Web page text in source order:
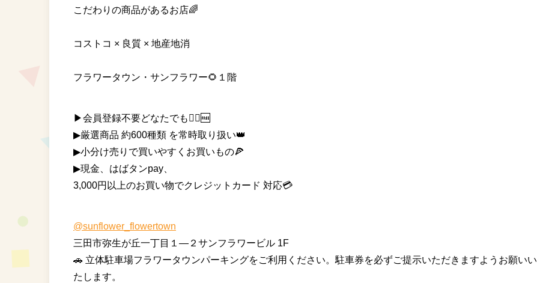
⁡こだわりの商品があるお店🌈
コストコ × 良質 × 地産地消⁡⁡⁡
フラワータウン・サンフラワー🌻１階
▶会員登録不要どなたでも🙆‍♀️🆓
▶︎厳選商品 約600種類 を常時取り扱い👑
▶︎小分け売りで買いやすくお買いもの🍕
▶︎現金、はばタンpay、
3,000円以上のお買い物でクレジットカード 対応💳
@sunflower_flowertown
三田市弥生が丘一丁目１―２サンフラワービル 1F⁡
⁡🚗 立体駐車場フラワータウンパーキングをご利用ください。駐車券を必ずご提示いただきますようお願いい
たします。⁡